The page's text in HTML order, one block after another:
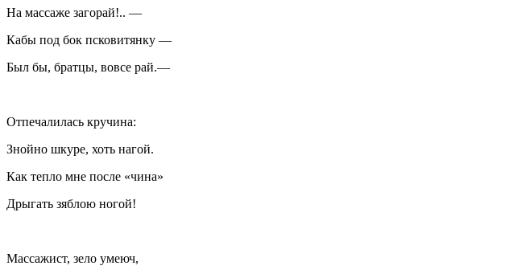
На массаже загорай!.. —
Кабы под бок псковитянку —
Был бы, братцы, вовсе рай.—
Отпечалилась кручина:
Знойно шкуре, хоть нагой.
Как тепло мне после «чина»
Дрыгать зяблою ногой!
Массажист, зело умеюч,